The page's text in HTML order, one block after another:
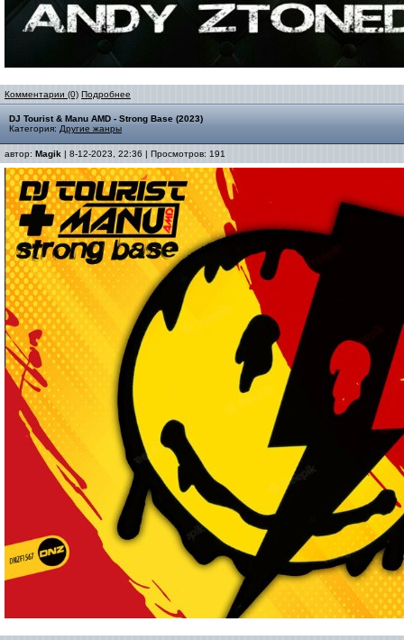
Комментарии (0) Подробнее
DJ Tourist & Manu AMD - Strong Base (2023)
Категория: Другие жанры
автор: Magik | 8-12-2023, 22:36 | Просмотров: 191